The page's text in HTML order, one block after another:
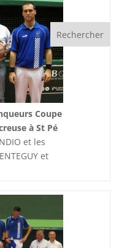
Coupe
à St Pé
et les
et